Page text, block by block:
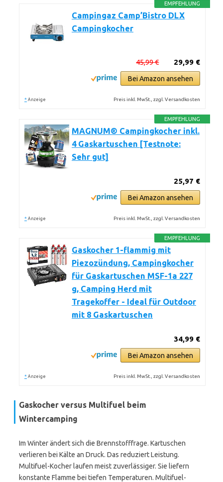
EMPFEHLUNG
Campingaz Camp’Bistro DLX
Campingkocher
29,99 €
45,99 €
Bei Amazon ansehen
* Anzeige Preis inkl. MwSt., zzgl. Versandkosten
EMPFEHLUNG
MAGNUM® Campingkocher inkl.
4 Gaskartuschen [Testnote:
Sehr gut]
25,97 €
Bei Amazon ansehen
* Anzeige Preis inkl. MwSt., zzgl. Versandkosten
EMPFEHLUNG
Gaskocher 1-flammig mit
Piezozündung, Campingkocher
für Gaskartuschen MSF-1a 227
g, Camping Herd mit
Tragekoffer - Ideal für Outdoor
mit 8 Gaskartuschen
34,99 €
Bei Amazon ansehen
* Anzeige Preis inkl. MwSt., zzgl. Versandkosten
Gaskocher versus Multifuel beim
Wintercamping
Im Winter ändert sich die Brennstofffrage. Kartuschen
verlieren bei Kälte an Druck. Das reduziert Leistung.
Multifuel-Kocher laufen meist zuverlässiger. Sie liefern
konstante Flamme bei tiefen Temperaturen. Multifuel-